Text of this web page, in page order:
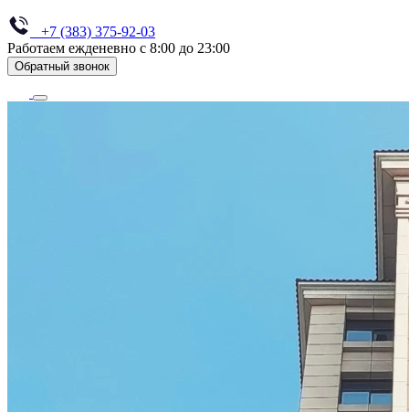
+7 (383) 375-92-03
Работаем ежденевно с 8:00 до 23:00
Обратный звонок